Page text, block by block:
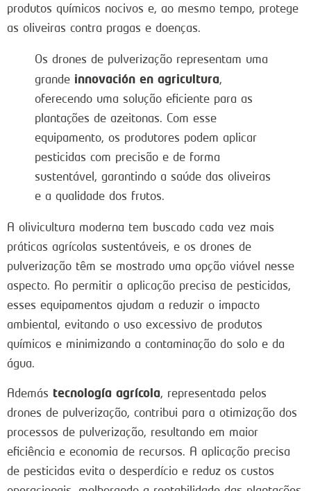
produtos químicos nocivos e, ao mesmo tempo, protege
as oliveiras contra pragas e doenças.
Os drones de pulverização representam uma
grande innovación en agricultura,
oferecendo uma solução eficiente para as
plantações de azeitonas. Com esse
equipamento, os produtores podem aplicar
pesticidas com precisão e de forma
sustentável, garantindo a saúde das oliveiras
e a qualidade dos frutos.
A olivicultura moderna tem buscado cada vez mais
práticas agrícolas sustentáveis, e os drones de
pulverização têm se mostrado uma opção viável nesse
aspecto. Ao permitir a aplicação precisa de pesticidas,
esses equipamentos ajudam a reduzir o impacto
ambiental, evitando o uso excessivo de produtos
químicos e minimizando a contaminação do solo e da
água.
Además tecnología agrícola, representada pelos
drones de pulverização, contribui para a otimização dos
processos de pulverização, resultando em maior
eficiência e economia de recursos. A aplicação precisa
de pesticidas evita o desperdício e reduz os custos